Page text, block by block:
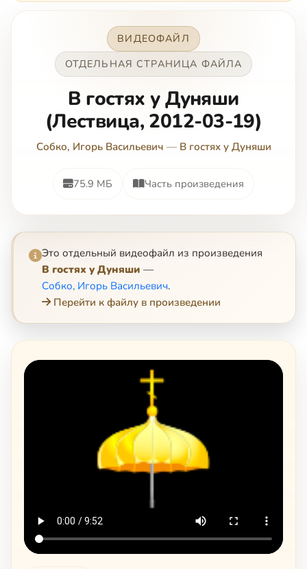
ВИДЕОФАЙЛ
ОТДЕЛЬНАЯ СТРАНИЦА ФАЙЛА
В гостях у Дуняши
(Лествица, 2012-03-19)
Собко, Игорь Васильевич — В гостях у Дуняши
75.9 МБ Часть произведения
Это отдельный видеофайл из произведения
В гостях у Дуняши —
Собко, Игорь Васильевич.
Перейти к файлу в произведении